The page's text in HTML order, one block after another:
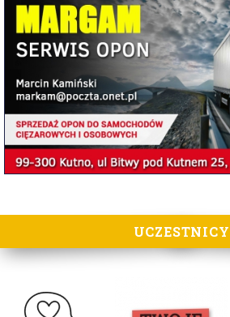
UCZESTNICY